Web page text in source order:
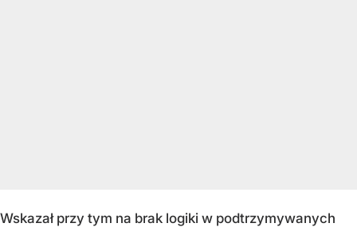
Wskazał przy tym na brak logiki w podtrzymywanych